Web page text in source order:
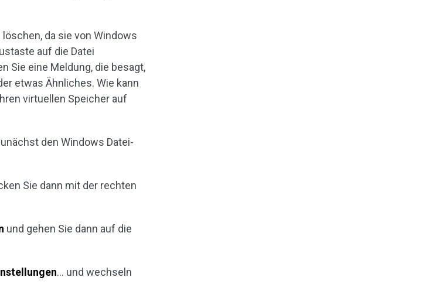
da sie von Windows
auf die Datei
Sie eine Meldung, die besagt,
etwas Ähnliches. Wie kann
virtuellen Speicher auf
den Windows Datei-
Sie dann mit der rechten
und gehen Sie dann auf die
… und wechseln